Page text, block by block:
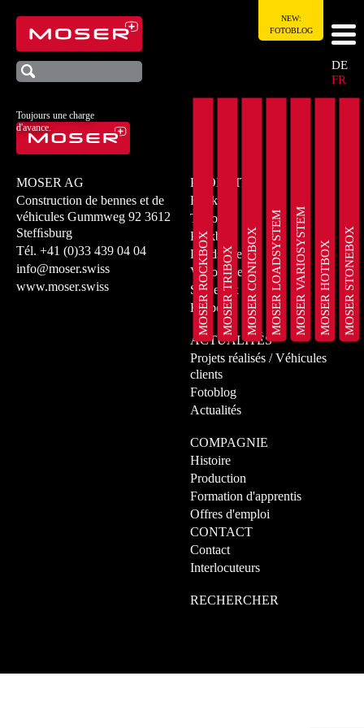
Toujours une charge
d'avance.
DE
FR
NEW:
FOTOBLOG
MOSER ROCKBOXMOSER TRIBOXMOSER CONICBOXMOSER LOADSYSTEMMOSER VARIOSYSTEMMOSER HOTBOXMOSER STONEBOX
MOSER AG
Construction de bennes et de
véhicules Gummweg 92 3612
Stefﬁsburg
Tél. +41 (0)33 439 04 04
info@moser.swiss
www.moser.swiss
PRODUITS
Rockbox
Tribox
Peakbox
Loadsystem
Variosystem
Stonebox
Hotbox
ACTUALITÉS
Projets réalisés / Véhicules
clients
Fotoblog
Actualités
COMPAGNIE
Histoire
Production
Formation d'apprentis
Offres d'emploi
CONTACT
Contact
Interlocuteurs
RECHERCHER